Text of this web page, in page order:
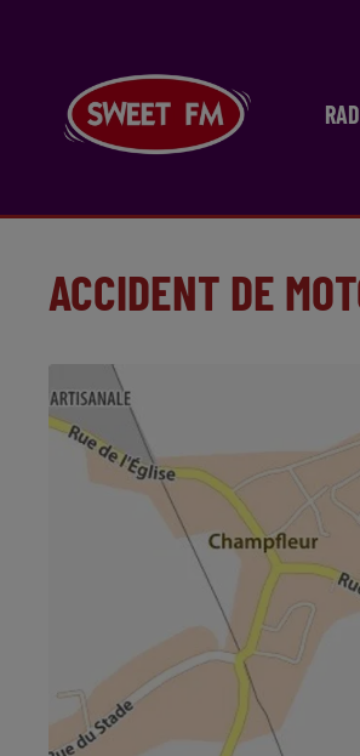
ACCIDENT DE